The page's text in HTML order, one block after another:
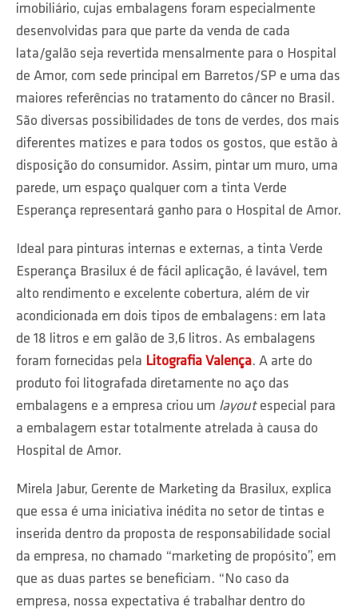
imobiliário, cujas embalagens foram especialmente
desenvolvidas para que parte da venda de cada
lata/galão seja revertida mensalmente para o Hospital
de Amor, com sede principal em Barretos/SP e uma das
maiores referências no tratamento do câncer no Brasil.
São diversas possibilidades de tons de verdes, dos mais
diferentes matizes e para todos os gostos, que estão à
disposição do consumidor. Assim, pintar um muro, uma
parede, um espaço qualquer com a tinta Verde
Esperança representará ganho para o Hospital de Amor.
Ideal para pinturas internas e externas, a tinta Verde
Esperança Brasilux é de fácil aplicação, é lavável, tem
alto rendimento e excelente cobertura, além de vir
acondicionada em dois tipos de embalagens: em lata
de 18 litros e em galão de 3,6 litros. As embalagens
foram fornecidas pela Litografia Valença. A arte do
produto foi litografada diretamente no aço das
embalagens e a empresa criou um layoutespecial para
a embalagem estar totalmente atrelada à causa do
Hospital de Amor.
Mirela Jabur, Gerente de Marketing da Brasilux, explica
que essa é uma iniciativa inédita no setor de tintas e
inserida dentro da proposta de responsabilidade social
da empresa, no chamado “marketing de propósito”, em
que as duas partes se beneficiam. “No caso da
empresa, nossa expectativa é trabalhar dentro do